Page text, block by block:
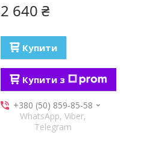
2 640 ₴
Купити
Купити з
+380 (50) 859-85-58
WhatsApp, Viber,
Telegram